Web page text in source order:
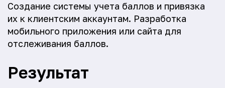
Создание системы учета баллов и привязка
их к клиентским аккаунтам. Разработка
мобильного приложения или сайта для
отслеживания баллов.
Результат